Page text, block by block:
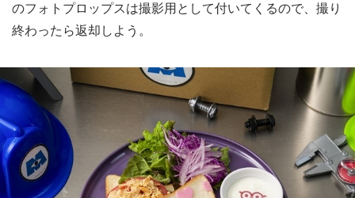
のフォトプロップスは撮影用として付いてくるので、撮り
終わったら返却しよう。